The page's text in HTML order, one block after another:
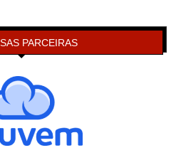
PARCEIRAS